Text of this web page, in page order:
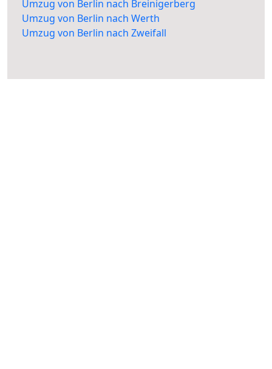
Umzug von Berlin nach Breinigerberg
Umzug von Berlin nach Werth
Umzug von Berlin nach Zweifall